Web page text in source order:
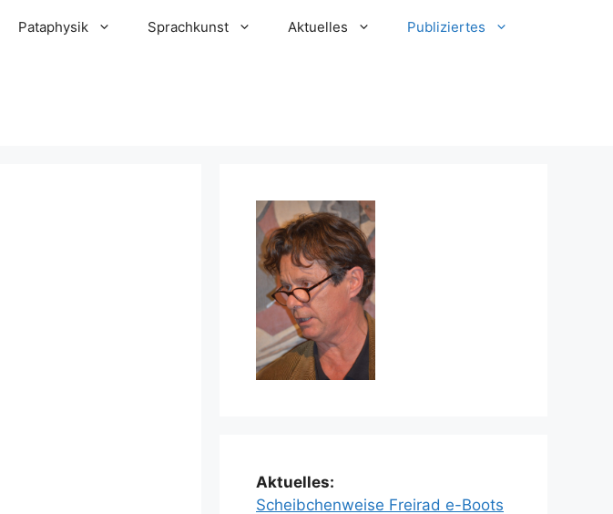
Pataphysik Sprachkunst Aktuelles Publiziertes
Aktuelles:
Scheibchenweise Freirad e-Boots